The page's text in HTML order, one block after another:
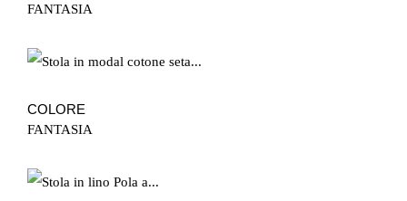
FANTASIA
COLORE
FANTASIA